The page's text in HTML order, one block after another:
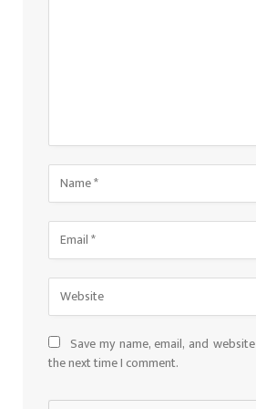
Save my name, email, and
the next time I comment.